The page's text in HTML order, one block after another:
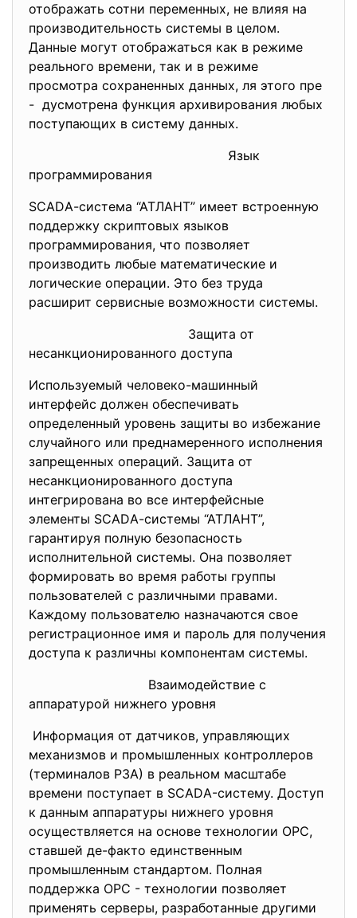
отображать сотни переменных, не влияя на
производительность системы в целом.
Данные могут отображаться как в режиме
реального времени, так и в режиме
просмотра сохраненных данных, ля этого пре
- дусмотрена функция архивирования любых
поступающих в систему данных.
Язык
программирования
SСАDА-система “АТЛАНТ” имеет встроенную
поддержку скриптовых языков
программирования, что позволяет
производить любые математические и
логические операции. Это без труда
расширит сервисные возможности системы.
Защита от
несанкционированного доступа
Используемый человеко-машинный
интерфейс должен обеспечивать
определенный уровень защиты во избежание
случайного или преднамеренного исполнения
запрещенных операций. Защита от
несанкционированного доступа
интегрирована во все интерфейсные
элементы SСАDА-системы “АТЛАНТ”,
гарантируя полную безопасность
исполнительной системы. Она позволяет
формировать во время работы группы
пользователей с различными правами.
Каждому пользователю назначаются свое
регистрационное имя и пароль для получения
доступа к различны компонентам системы.
Взаимодействие с
аппаратурой нижнего уровня
Информация от датчиков, управляющих
механизмов и промышленных контроллеров
(терминалов РЗА) в реальном масштабе
времени поступает в SСАDА-систему. Доступ
к данным аппаратуры нижнего уровня
осуществляется на основе технологии ОРС,
ставшей де-факто единственным
промышленным стандартом. Полная
поддержка ОРС - технологии позволяет
применять серверы, разработанные другими